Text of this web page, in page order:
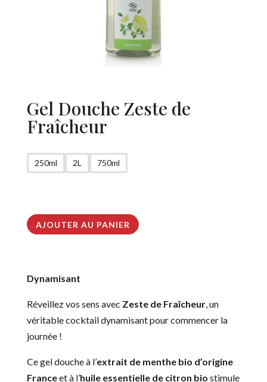
Gel Douche Zeste de
Fraîcheur
250ml 2L 750ml
AJOUTER AU PANIER
t
r
n
a
Dynamisant
Réveillez vos sens avec Zeste de Fraîcheur, un
véritable cocktail dynamisant pour commencer la
journée !
Ce gel douche à l’extrait de menthe bio d’origine
Franceet à l’huile essentielle de citron bio stimule